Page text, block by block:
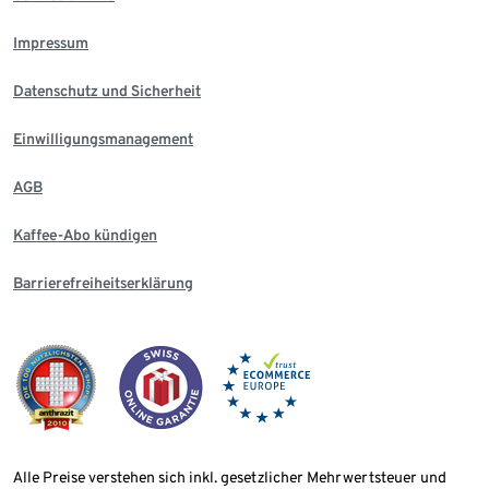
Impressum
Datenschutz und Sicherheit
Einwilligungsmanagement
AGB
Kaffee-Abo kündigen
Barrierefreiheitserklärung
Alle Preise verstehen sich inkl. gesetzlicher Mehrwertsteuer und